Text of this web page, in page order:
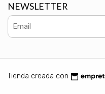
NEWSLETTER
Tienda creada con